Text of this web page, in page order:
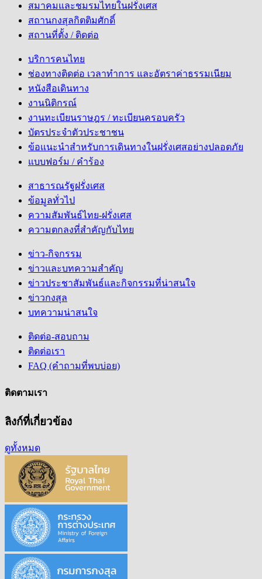
สมาคมและชมรมไทยในฝรั่งเศส
สถานกงสุลกิตติมศักดิ์
สถานที่ตั้ง / ติดต่อ
บริการคนไทย
ช่องทางติดต่อ เวลาทำการ และอัตราค่าธรรมเนียม
หนังสือเดินทาง
งานนิติกรณ์
งานทะเบียนราษฎร / ทะเบียนครอบครัว
บัตรประจำตัวประชาชน
ข้อแนะนำสำหรับการเดินทางในฝรั่งเศสอย่างปลอดภัย
แบบฟอร์ม / คำร้อง
สาธารณรัฐฝรั่งเศส
ข้อมูลทั่วไป
ความสัมพันธ์ไทย-ฝรั่งเศส
ความตกลงที่สำคัญกับไทย
ข่าว-กิจกรรม
ข่าวและบทความสำคัญ
ข่าวประชาสัมพันธ์และกิจกรรมที่น่าสนใจ
ข่าวกงสุล
บทความน่าสนใจ
ติดต่อ-สอบถาม
ติดต่อเรา
FAQ (คำถามที่พบบ่อย)
ติดตามเรา
ลิงก์ที่เกี่ยวข้อง
ดูทั้งหมด